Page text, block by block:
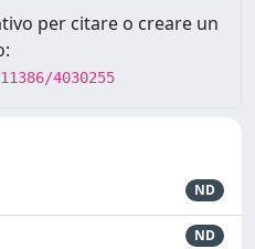
per citare o creare un
4030255
ND
ND